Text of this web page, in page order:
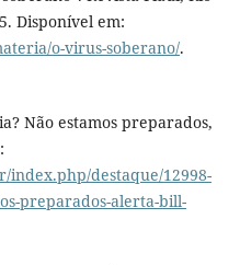
Disponível em:
o-virus-soberano/.
Não estamos preparados,
destaque/12998-
preparados-alerta-bill-